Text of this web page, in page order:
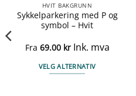
HVIT BAKGRUNN
Sykkelparkering med P og
symbol – Hvit
Fra 69.00 kr Ink. mva
VELG ALTERNATIV